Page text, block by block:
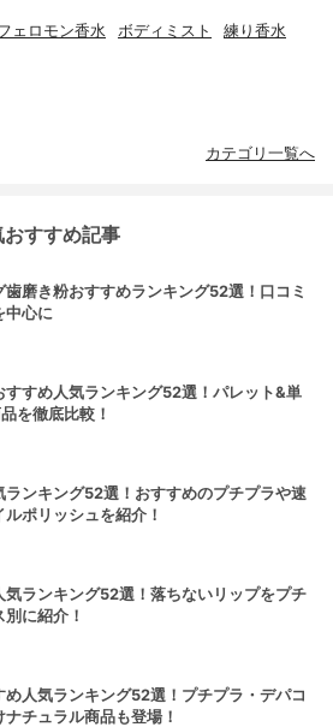
ェロモン香水 ボディミスト 練り香水
カテゴリ一覧へ
すすめ記事
歯磨き粉おすすめランキング52選！口コミ
中心に
すすめ人気ランキング52選！パレット&単
を徹底比較！
ランキング52選！おすすめのプチプラや速
ポリッシュを紹介！
気ランキング52選！落ちないリップをプチ
に紹介！
め人気ランキング52選！プチプラ・デパコ
ナチュラル商品も登場！